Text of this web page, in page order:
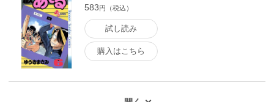
583 円（税込）
試し読み
購入はこちら